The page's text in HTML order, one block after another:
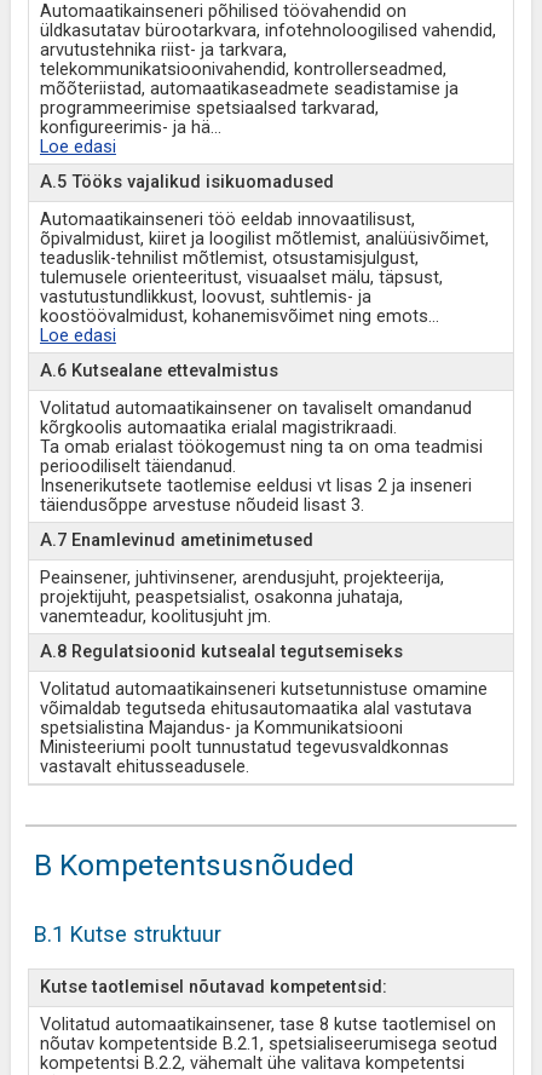
Automaatikainseneri põhilised töövahendid on
üldkasutatav bürootarkvara, infotehnoloogilised vahendid,
arvutustehnika riist- ja tarkvara,
telekommunikatsioonivahendid, kontrollerseadmed,
mõõteriistad, automaatikaseadmete seadistamise ja
programmeerimise spetsiaalsed tarkvarad,
konfigureerimis- ja hä...
Loe edasi
A.5 Tööks vajalikud isikuomadused
Automaatikainseneri töö eeldab innovaatilisust,
õpivalmidust, kiiret ja loogilist mõtlemist, analüüsivõimet,
teaduslik-tehnilist mõtlemist, otsustamisjulgust,
tulemusele orienteeritust, visuaalset mälu, täpsust,
vastutustundlikkust, loovust, suhtlemis- ja
koostöövalmidust, kohanemisvõimet ning emots...
Loe edasi
A.6 Kutsealane ettevalmistus
Volitatud automaatikainsener on tavaliselt omandanud
kõrgkoolis automaatika erialal magistrikraadi.
Ta omab erialast töökogemust ning ta on oma teadmisi
perioodiliselt täiendanud.
Insenerikutsete taotlemise eeldusi vt lisas 2 ja inseneri
täiendusõppe arvestuse nõudeid lisast 3.
A.7 Enamlevinud ametinimetused
Peainsener, juhtivinsener, arendusjuht, projekteerija,
projektijuht, peaspetsialist, osakonna juhataja,
vanemteadur, koolitusjuht jm.
A.8 Regulatsioonid kutsealal tegutsemiseks
Volitatud automaatikainseneri kutsetunnistuse omamine
võimaldab tegutseda ehitusautomaatika alal vastutava
spetsialistina Majandus- ja Kommunikatsiooni
Ministeeriumi poolt tunnustatud tegevusvaldkonnas
vastavalt ehitusseadusele.
B Kompetentsusnõuded
B.1 Kutse struktuur
Kutse taotlemisel nõutavad kompetentsid:
Volitatud automaatikainsener, tase 8 kutse taotlemisel on
nõutav kompetentside B.2.1, spetsialiseerumisega seotud
kompetentsi B.2.2, vähemalt ühe valitava kompetentsi